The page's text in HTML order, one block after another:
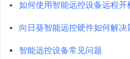
如何使用智能远控设备远程开
向日葵智能远控硬件如何解决
智能远控设备常见问题